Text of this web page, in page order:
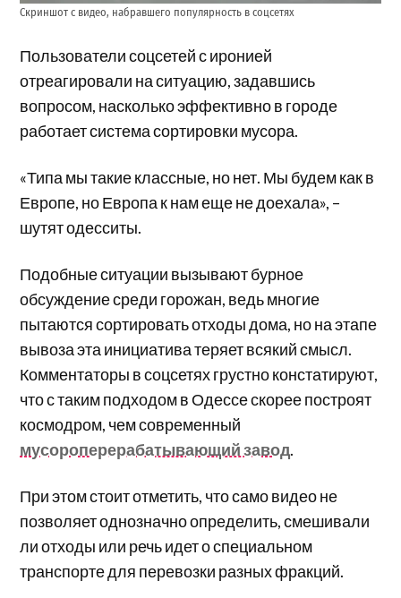
Скриншот с видео, набравшего популярность в соцсетях
Пользователи соцсетей с иронией
отреагировали на ситуацию, задавшись
вопросом, насколько эффективно в городе
работает система сортировки мусора.
«Типа мы такие классные, но нет. Мы будем как в
Европе, но Европа к нам еще не доехала», –
шутят одесситы.
Подобные ситуации вызывают бурное
обсуждение среди горожан, ведь многие
пытаются сортировать отходы дома, но на этапе
вывоза эта инициатива теряет всякий смысл.
Комментаторы в соцсетях грустно констатируют,
что с таким подходом в Одессе скорее построят
космодром, чем современный
мусороперерабатывающий завод.
При этом стоит отметить, что само видео не
позволяет однозначно определить, смешивали
ли отходы или речь идет о специальном
транспорте для перевозки разных фракций.